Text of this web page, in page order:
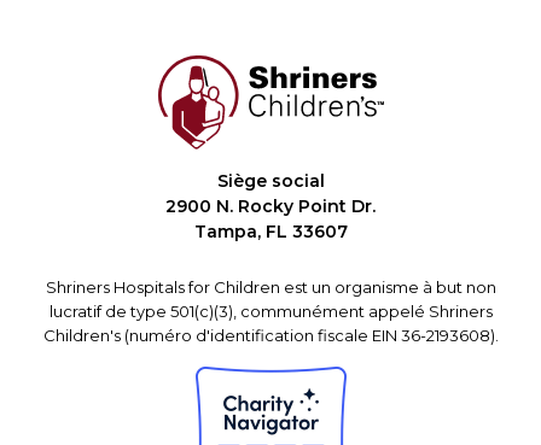
Siège social
2900 N. Rocky Point Dr.
Tampa, FL 33607
Shriners Hospitals for Children est un organisme à but non
lucratif de type 501(c)(3), communément appelé Shriners
Children's (numéro d'identification fiscale EIN 36-2193608).